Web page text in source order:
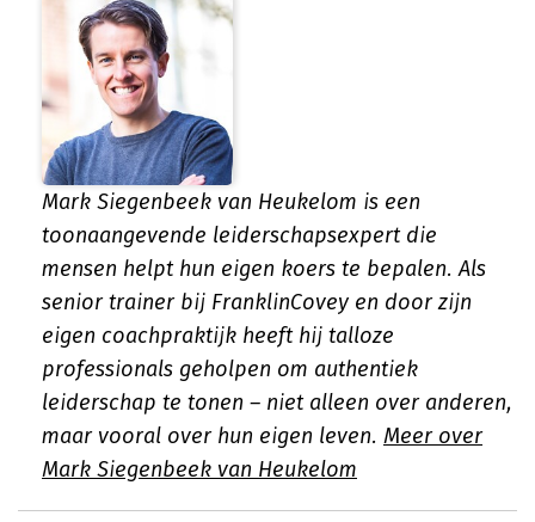
Mark Siegenbeek van Heukelom is een
toonaangevende leiderschapsexpert die
mensen helpt hun eigen koers te bepalen. Als
senior trainer bij FranklinCovey en door zijn
eigen coachpraktijk heeft hij talloze
professionals geholpen om authentiek
leiderschap te tonen – niet alleen over anderen,
maar vooral over hun eigen leven. Meer over
Mark Siegenbeek van Heukelom